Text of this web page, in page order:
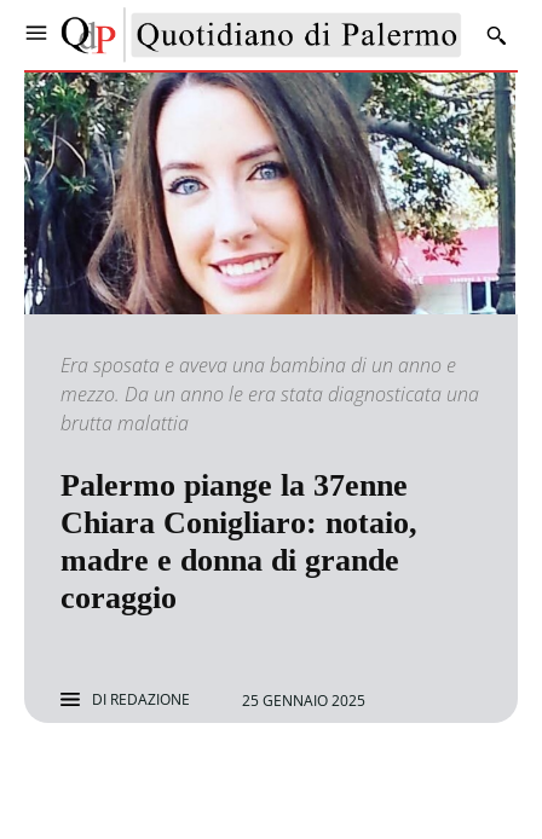
Era sposata e aveva una bambina di un anno e
mezzo. Da un anno le era stata diagnosticata una
brutta malattia
Palermo piange la 37enne
Chiara Conigliaro: notaio,
madre e donna di grande
coraggio
DI REDAZIONE 25 GENNAIO 2025